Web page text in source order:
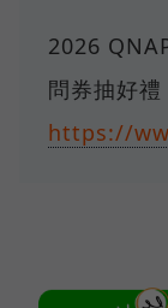
2026
問券抽好禮
https://